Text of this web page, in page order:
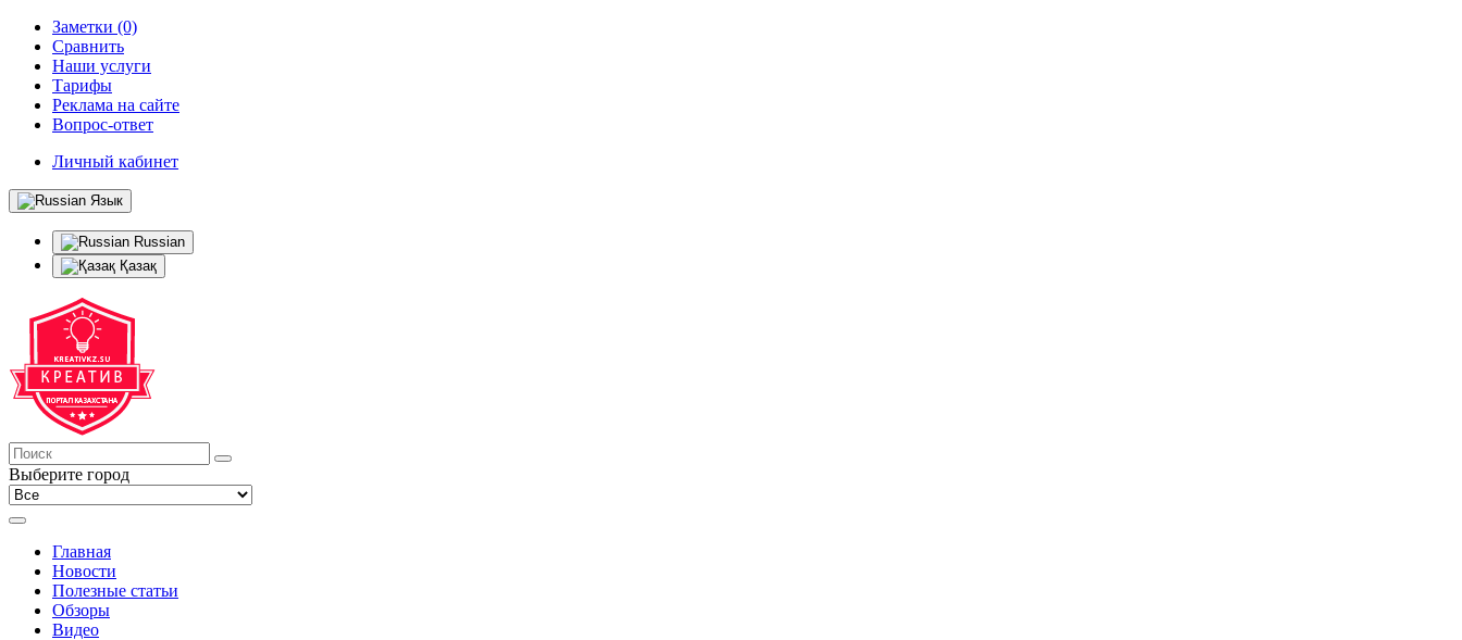
Заметки (0)
Сравнить
Наши услуги
Тарифы
Реклама на сайте
Вопрос-ответ
Личный кабинет
Язык
Russian
Қазақ
Выберите город
Главная
Новости
Полезные статьи
Обзоры
Видео